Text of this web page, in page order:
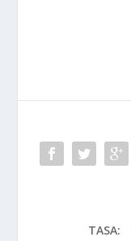
TASA: